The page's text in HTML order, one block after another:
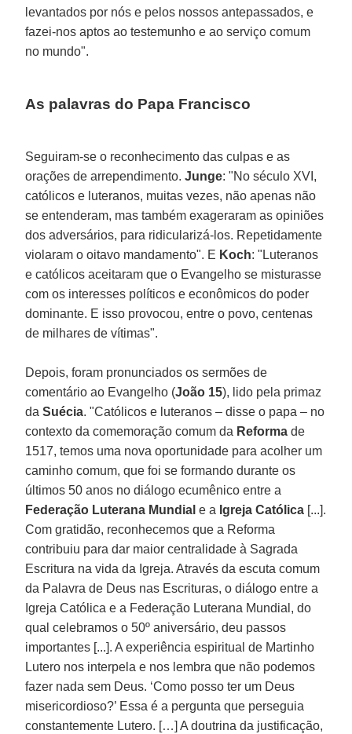
levantados por nós e pelos nossos antepassados, e
fazei-nos aptos ao testemunho e ao serviço comum
no mundo".
As palavras do Papa Francisco
Seguiram-se o reconhecimento das culpas e as
orações de arrependimento.Junge: "No século XVI,
católicos e luteranos, muitas vezes, não apenas não
se entenderam, mas também exageraram as opiniões
dos adversários, para ridicularizá-los. Repetidamente
violaram o oitavo mandamento". E Koch: "Luteranos
e católicos aceitaram que o Evangelho se misturasse
com os interesses políticos e econômicos do poder
dominante. E isso provocou, entre o povo, centenas
de milhares de vítimas".
Depois, foram pronunciados os sermões de
comentário ao Evangelho (João 15), lido pela primaz
daSuécia. "Católicos e luteranos – disse o papa – no
contexto da comemoração comum da Reforma de
1517, temos uma nova oportunidade para acolher um
caminho comum, que foi se formando durante os
últimos 50 anos no diálogo ecumênico entre a
Federação Luterana Mundial e a Igreja Católica [...].
Com gratidão, reconhecemos que a Reforma
contribuiu para dar maior centralidade à Sagrada
Escritura na vida da Igreja. Através da escuta comum
da Palavra de Deus nas Escrituras, o diálogo entre a
Igreja Católica e a Federação Luterana Mundial, do
qual celebramos o 50º aniversário, deu passos
importantes [...]. A experiência espiritual de Martinho
Lutero nos interpela e nos lembra que não podemos
fazer nada sem Deus. ‘Como posso ter um Deus
misericordioso?’ Essa é a pergunta que perseguia
constantemente Lutero. […] A doutrina da justificação,